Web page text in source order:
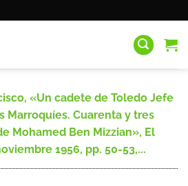
«Un cadete de Toledo Jefe
Marroquíes. Cuarenta y tres
Mohamed Ben Mizzian», El
1956, pp. 50-53,...